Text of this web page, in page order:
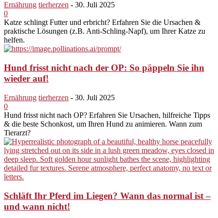
Ernährung tierherzen - 30. Juli 2025
0
Katze schlingt Futter und erbricht? Erfahren Sie die Ursachen &
praktische Lösungen (z.B. Anti-Schling-Napf), um Ihrer Katze zu
helfen.
Hund frisst nicht nach der OP: So päppeln Sie ihn
wieder auf!
Ernährung tierherzen - 30. Juli 2025
0
Hund frisst nicht nach OP? Erfahren Sie Ursachen, hilfreiche Tipps
& die beste Schonkost, um Ihren Hund zu animieren. Wann zum
Tierarzt?
Schläft Ihr Pferd im Liegen? Wann das normal ist –
und wann nicht!